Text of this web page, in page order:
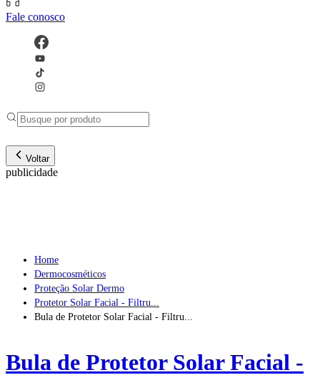
Fale conosco
Voltar
publicidade
Home
Dermocosméticos
Proteção Solar Dermo
Protetor Solar Facial - Filtru...
Bula de Protetor Solar Facial - Filtru...
Bula de Protetor Solar Facial -